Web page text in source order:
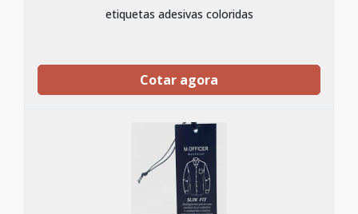
etiquetas adesivas coloridas
Cotar agora